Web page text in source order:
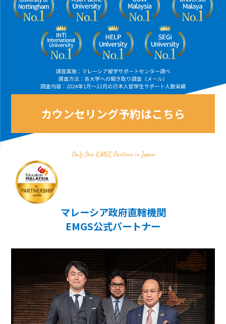
カウンセリング予約はこちら
Only One EMGS Partner in Japan
マレーシア政府直轄機関
EMGS公式パートナー